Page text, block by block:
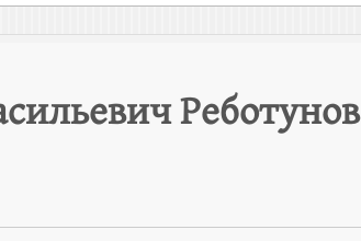
Реботунов